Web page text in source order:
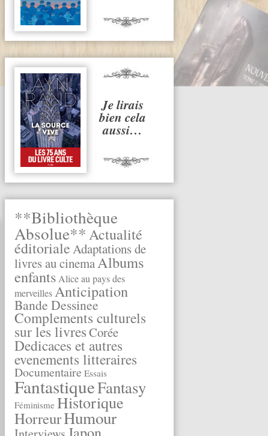
Je lirais
bien cela
aussi…
**Bibliothèque
Absolue**Actualité
éditorialeAdaptations de
livres au cinemaAlbums
enfantsAlice au pays des
merveillesAnticipation
Bande Dessinee
Complements culturels
sur les livresCorée
Dedicaces et autres
evenements litteraires
Documentaire Essais
FantastiqueFantasy
Féminisme Historique
HorreurHumour